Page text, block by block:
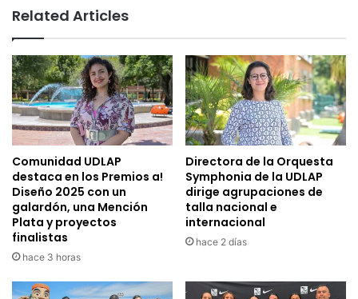
Related Articles
Comunidad UDLAP
destaca en los Premios a!
Diseño 2025 con un
galardón, una Mención
Plata y proyectos
finalistas
hace 3 horas
Directora de la Orquesta
Symphonia de la UDLAP
dirige agrupaciones de
talla nacional e
internacional
hace 2 días